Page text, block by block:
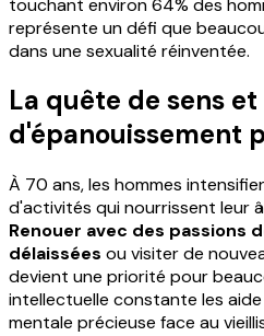
représente un défi que
dans une sexualité réinventée.
La quête de sens et
d'épanouissement
À 70 ans, les hommes
d'activités qui nourrissent leur
Renouer avec des passions
délaissées ou visiter de
devient une priorité pour
intellectuelle constante les
mentale précieuse face au